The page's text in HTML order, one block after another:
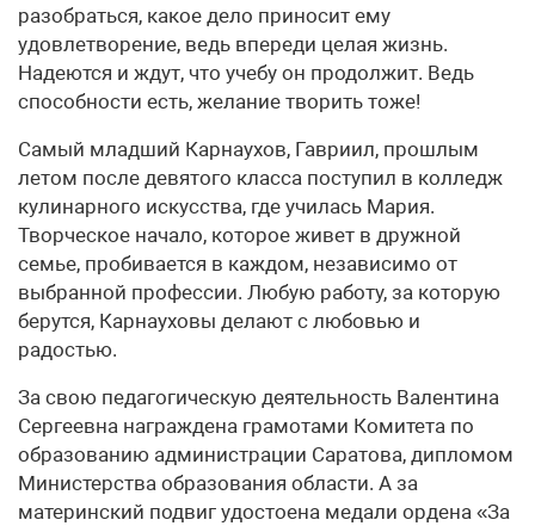
разобраться, какое дело приносит ему
удовлетворение, ведь впереди целая жизнь.
Надеются и ждут, что учебу он продолжит. Ведь
способности есть, желание творить тоже!
Самый младший Карнаухов, Гавриил, прошлым
летом после девятого класса поступил в колледж
кулинарного искусства, где училась Мария.
Творческое начало, которое живет в дружной
семье, пробивается в каждом, независимо от
выбранной профессии. Любую работу, за которую
берутся, Карнауховы делают с любовью и
радостью.
За свою педагогическую деятельность Валентина
Сергеевна награждена грамотами Комитета по
образованию администрации Саратова, дипломом
Министерства образования области. А за
материнский подвиг удостоена медали ордена «За